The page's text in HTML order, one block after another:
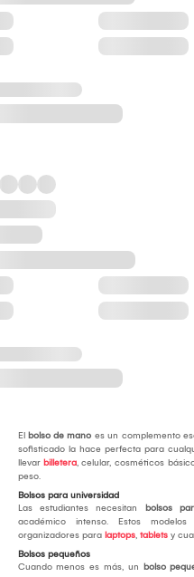
El bolso de mano es un complemento
sofisticado la hace perfecta para
llevar billetera, celular, cosméticos
peso.
Bolsos para universidad
Las estudiantes necesitan
bolsos
académico intenso. Estos
organizadores para laptops, tabletsy
Bolsos pequeños
Cuando menos es más, un
bolso